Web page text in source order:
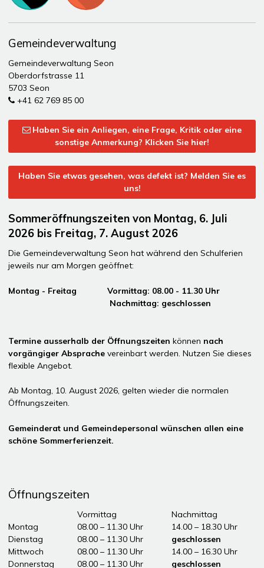
Gemeindeverwaltung
Gemeindeverwaltung Seon
Oberdorfstrasse 11
5703 Seon
+41 62 769 85 00
Haben Sie ein Anliegen, eine Frage, Kritik oder eine
sonstige Anmerkung? Klicken Sie hier!
Haben Sie etwas gesehen, was defekt ist? Melden Sie es
uns!
Sommeröffnungszeiten von Montag, 6. Juli
2026 bis Freitag, 7. August 2026
Die Gemeindeverwaltung Seon hat während den Schulferien
jeweils nur am Morgen geöffnet:
Montag - Freitag Vormittag: 08.00 - 11.30 Uhr
Nachmittag: geschlossen
Termine ausserhalb der Öffnungszeiten können nach
vorgängiger Absprache vereinbart werden. Nutzen Sie dieses
flexible Angebot.
Ab Montag, 10. August 2026, gelten wieder die normalen
Öffnungszeiten.
Gemeinderat und Gemeindepersonal wünschen allen eine
schöne Sommerferienzeit.
Öffnungszeiten
Öffnungszeiten Vormittag
Vormittag
Nachmittag
Montag
08.00 – 11.30 Uhr
14.00 – 18.30 Uhr
Dienstag
08.00 – 11.30 Uhr
geschlossen
Mittwoch
08.00 – 11.30 Uhr
14.00 – 16.30 Uhr
Donnerstag
08.00 – 11.30 Uhr geschlossen